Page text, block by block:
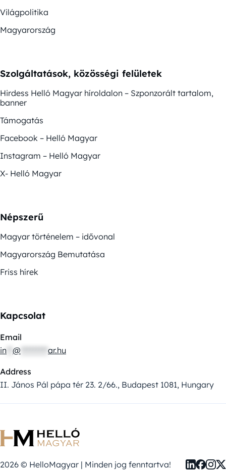
Világpolitika
Magyarország
Szolgáltatások, közösségi felületek
Hirdess Helló Magyar híroldalon – Szponzorált tartalom,
banner
Támogatás
Facebook – Helló Magyar
Instagram – Helló Magyar
X- Helló Magyar
Népszerű
Magyar történelem – idővonal
Magyarország Bemutatása
Friss hírek
Kapcsolat
Email
in @ ar.hu
Address
II. János Pál pápa tér 23. 2/66., Budapest 1081, Hungary
2026 © HelloMagyar | Minden jog fenntartva!